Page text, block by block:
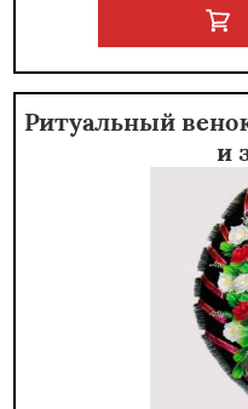
Ритуальный
и